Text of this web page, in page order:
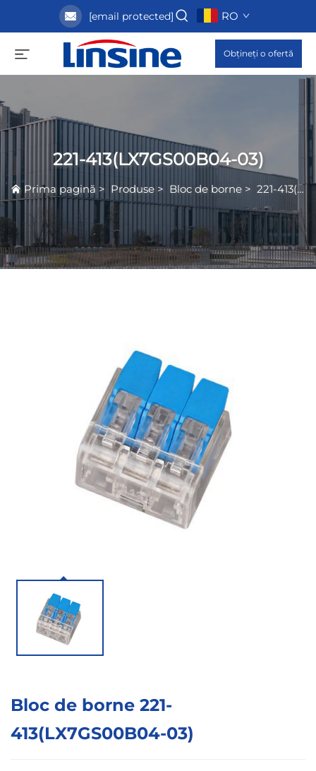
[email protected] RO
Obțineți o ofertă
221-413(LX7GS00B04-03)
Prima pagină > Produse > Bloc de borne > 221-413(LX7GS00B04-03)
Bloc de borne 221-
413(LX7GS00B04-03)